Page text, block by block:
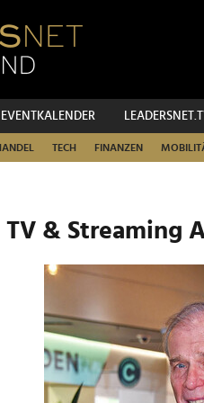
EVENTKALENDER
TECH FINANZEN
TV & Streaming